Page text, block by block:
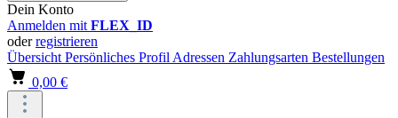
Dein Konto
Anmelden mit FLEX_ID
oderregistrieren
Übersicht Persönliches Profil Adressen Zahlungsarten Bestellungen
0,00 €